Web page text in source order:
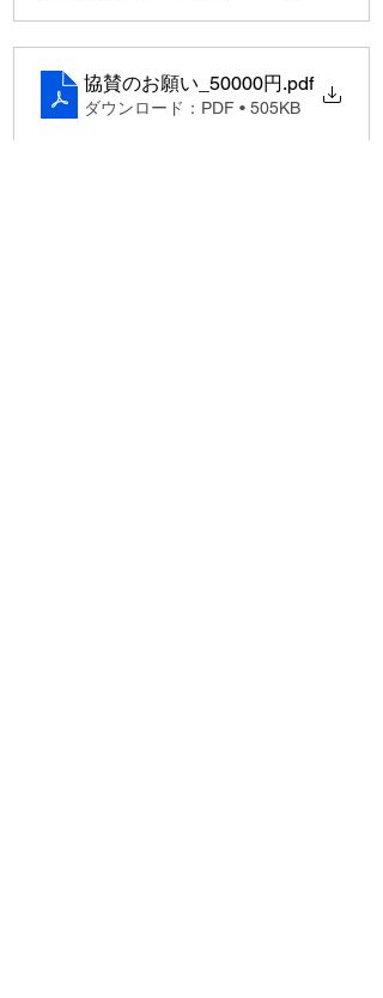
協賛のお願い_50000円.pdf
ダウンロード：PDF • 505KB